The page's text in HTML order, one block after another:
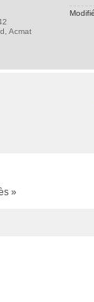
Acmat
»